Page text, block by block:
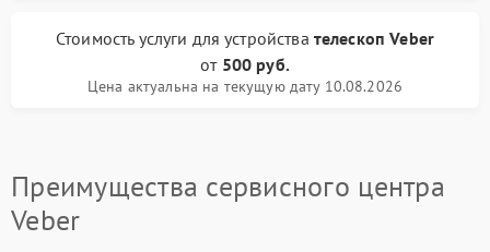
Стоимость услуги для устройства телескоп Veber
от 500 руб.
Цена актуальна на текущую дату 10.08.2026
Преимущества сервисного центра
Veber